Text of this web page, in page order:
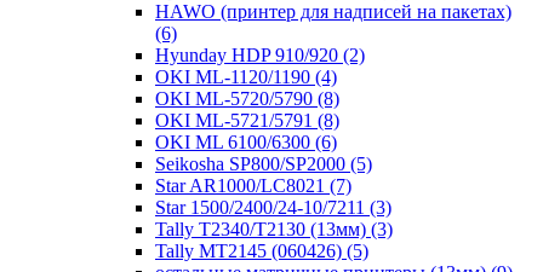
HAWO (принтер для надписей на пакетах)
(6)
Hyunday HDP 910/920 (2)
OKI ML-1120/1190 (4)
OKI ML-5720/5790 (8)
OKI ML-5721/5791 (8)
OKI ML 6100/6300 (6)
Seikosha SP800/SP2000 (5)
Star AR1000/LC8021 (7)
Star 1500/2400/24-10/7211 (3)
Tally T2340/T2130 (13мм) (3)
Tally MT2145 (060426) (5)